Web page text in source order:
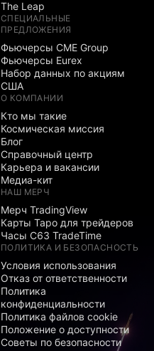
The Leap
СПЕЦИАЛЬНЫЕ
ПРЕДЛОЖЕНИЯ
Фьючерсы CME Group
Фьючерсы Eurex
Набор данных по акциям
США
О КОМПАНИИ
Кто мы такие
Космическая миссия
Блог
Справочный центр
Карьера и вакансии
Медиа-кит
НАШ МЕРЧ
Мерч TradingView
Карты Таро для трейдеров
Часы C63 TradeTime
ПОЛИТИКА И БЕЗОПАСНОСТЬ
Условия использования
Отказ от ответственности
Политика
конфиденциальности
Политика файлов cookie
Положение о доступности
Советы по безопасности